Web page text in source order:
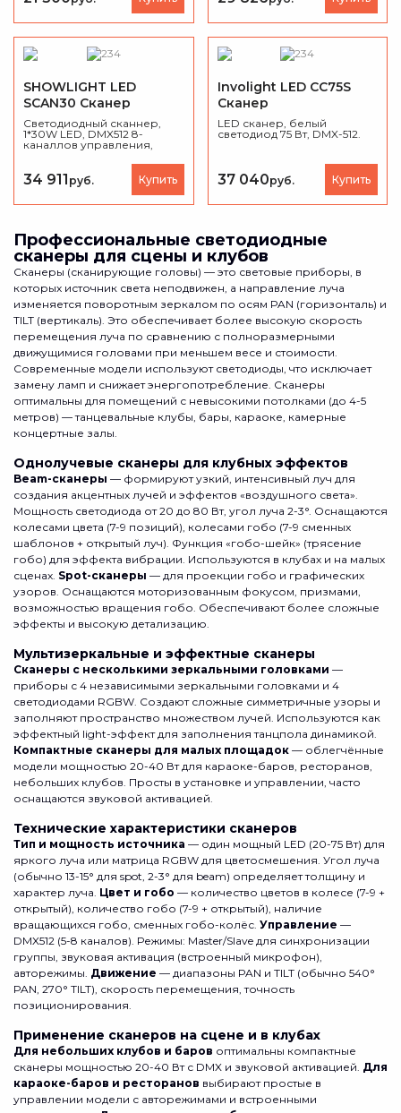
5 кг., 290 х 140 х 115 мм.
SHOWLIGHT LED
SCAN30 Сканер
Светодиодный сканнер,
1*30W LED, DMX512 8-
каналлов управления,
34 911 руб. Купить
Involight LED CC75S
Сканер
LED сканер, белый
светодиод 75 Вт, DMX-512.
37 040руб. Купить
Профессиональные светодиодные
сканеры для сцены и клубов
Сканеры (сканирующие головы) — это световые приборы, в
которых источник света неподвижен, а направление луча
изменяется поворотным зеркалом по осям PAN (горизонталь) и
TILT (вертикаль). Это обеспечивает более высокую скорость
перемещения луча по сравнению с полноразмерными
движущимися головами при меньшем весе и стоимости.
Современные модели используют светодиоды, что исключает
замену ламп и снижает энергопотребление. Сканеры
оптимальны для помещений с невысокими потолками (до 4-5
метров) — танцевальные клубы, бары, караоке, камерные
концертные залы.
Однолучевые сканеры для клубных эффектов
Beam-сканеры — формируют узкий, интенсивный луч для
создания акцентных лучей и эффектов «воздушного света».
Мощность светодиода от 20 до 80 Вт, угол луча 2-3°. Оснащаются
колесами цвета (7-9 позиций), колесами гобо (7-9 сменных
шаблонов + открытый луч). Функция «гобо-шейк» (трясение
гобо) для эффекта вибрации. Используются в клубах и на малых
сценах. Spot-сканеры — для проекции гобо и графических
узоров. Оснащаются моторизованным фокусом, призмами,
возможностью вращения гобо. Обеспечивают более сложные
эффекты и высокую детализацию.
Мультизеркальные и эффектные сканеры
Сканеры с несколькими зеркальными головками —
приборы с 4 независимыми зеркальными головками и 4
светодиодами RGBW. Создают сложные симметричные узоры и
заполняют пространство множеством лучей. Используются как
эффектный light-эффект для заполнения танцпола динамикой.
Компактные сканеры для малых площадок — облегчённые
модели мощностью 20-40 Вт для караоке-баров, ресторанов,
небольших клубов. Просты в установке и управлении, часто
оснащаются звуковой активацией.
Технические характеристики сканеров
Тип и мощность источника — один мощный LED (20-75 Вт) для
яркого луча или матрица RGBW для цветосмешения. Угол луча
(обычно 13-15° для spot, 2-3° для beam) определяет толщину и
характер луча. Цвет и гобо — количество цветов в колесе (7-9 +
открытый), количество гобо (7-9 + открытый), наличие
вращающихся гобо, сменных гобо-колёс. Управление —
DMX512 (5-8 каналов). Режимы: Master/Slave для синхронизации
группы, звуковая активация (встроенный микрофон),
авторежимы. Движение — диапазоны PAN и TILT (обычно 540°
PAN, 270° TILT), скорость перемещения, точность
позиционирования.
Применение сканеров на сцене и в клубах
Для небольших клубов и баров оптимальны компактные
сканеры мощностью 20-40 Вт с DMX и звуковой активацией. Для
караоке-баров и ресторанов выбирают простые в
управлении модели с авторежимами и встроенными